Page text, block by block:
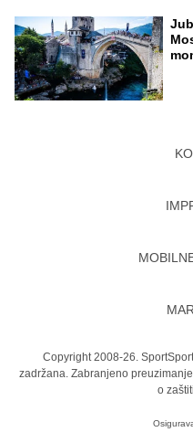
Copyright 2008-26.
zadržana. Zabranjeno
o